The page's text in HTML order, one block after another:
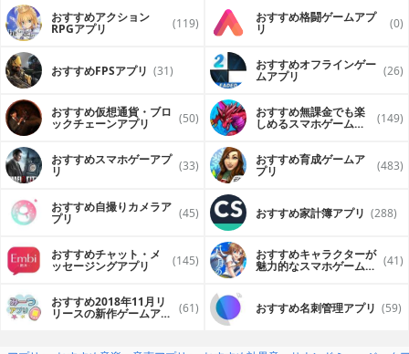
おすすめアクション
RPGアプリ (119) おすすめ格闘ゲームアプ
リ (0)
おすすめFPSアプリ (31) おすすめオフラインゲー
ムアプリ (26)
おすすめ仮想通貨・ブロ
ックチェーンアプリ (50) おすすめ無課金でも楽
しめるスマホゲームア (149)
おすすめスマホゲーアプ
リ (33) おすすめ育成ゲームア
プリ (483)
おすすめ自撮りカメラア
プリ (45) おすすめ家計簿アプリ (288)
おすすめチャット・メ
ッセージングアプリ (145) おすすめキャラクターが
魅力的なスマホゲームア (41)
おすすめ2018年11月リ
リースの新作ゲームアプ (61) おすすめ名刺管理アプリ (59)